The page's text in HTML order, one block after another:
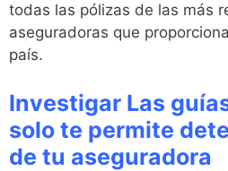
todas las pólizas de las más
aseguradoras que
país.
Investigar Las
solo te permite
de tu aseguradora